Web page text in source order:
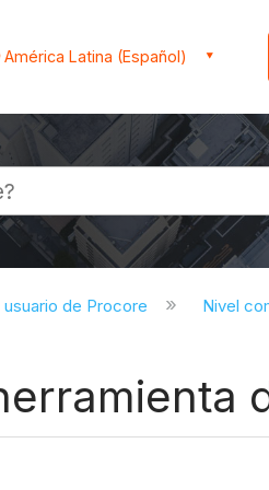
América Latina (Español)
usuario de Procore Nivel